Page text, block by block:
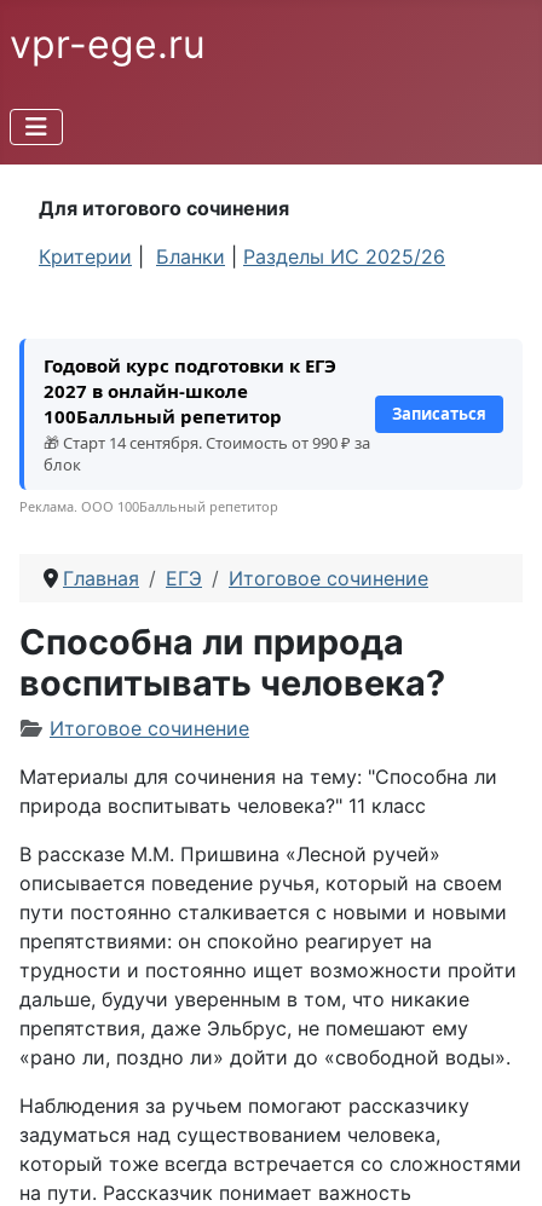
vpr-ege.ru
Для итогового сочинения
Критерии
Бланки Разделы ИС 2025/26
Годовой курс подготовки к ЕГЭ
2027 в онлайн-школе
100Балльный репетитор
🎁 Старт 14 сентября. Стоимость от 990 ₽ за
блок
Записаться
Реклама. ООО 100Балльный репетитор
Главная ЕГЭ Итоговое сочинение
Способна ли природа
воспитывать человека?
Информация о материале
Итоговое сочинение
Материалы для сочинения на тему: "Способна ли
природа воспитывать человека?" 11 класс
В рассказе М.М. Пришвина «Лесной ручей»
описывается поведение ручья, который на своем
пути постоянно сталкивается с новыми и новыми
препятствиями: он спокойно реагирует на
трудности и постоянно ищет возможности пройти
дальше, будучи уверенным в том, что никакие
препятствия, даже Эльбрус, не помешают ему
«рано ли, поздно ли» дойти до «свободной воды».
Наблюдения за ручьем помогают рассказчику
задуматься над существованием человека,
который тоже всегда встречается со сложностями
на пути. Рассказчик понимает важность